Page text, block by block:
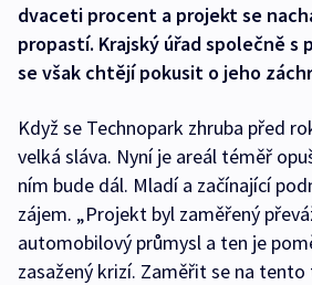
dvaceti procent a projekt se
propastí. Krajský úřad společně s
se však chtějí pokusit o jeho
Když se Technopark zhruba před
velká sláva. Nyní je areál téměř
ním bude dál. Mladí a začínající
zájem. „Projekt byl zaměřený
automobilový průmysl a ten je
zasažený krizí. Zaměřit se na